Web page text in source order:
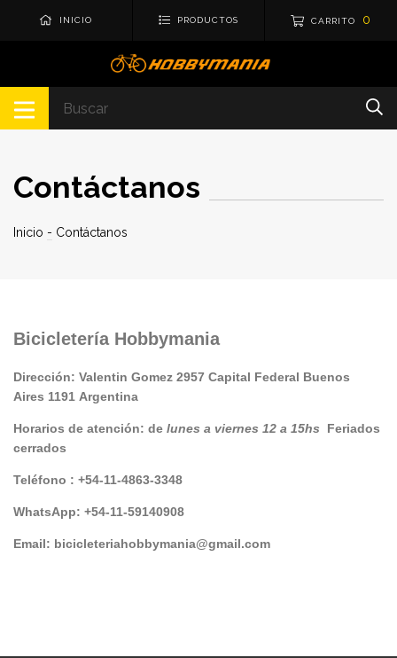
INICIO PRODUCTOS CARRITO 0
Contáctanos
Inicio - Contáctanos
Bicicletería Hobbymania
Dirección: Valentin Gomez 2957 Capital Federal Buenos
Aires 1191 Argentina
Horarios de atención: de lunes a viernes 12 a 15hs
Feriados
cerrados
Teléfono : +54-11-4863-3348
WhatsApp: +54-11-59140908
Email: bicicleteriahobbymania@gmail.com